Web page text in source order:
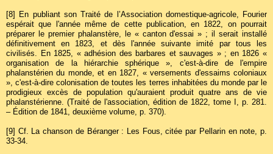
[8]
En publiant son Traité de l’Association domestique-agricole, Fourier
espérait que l'année même de cette publication, en 1822, on pourrait
préparer le premier phalanstère, le « canton d'essai » ; il serait installé
définitivement en 1823, et dès l'année suivante imité par tous les
civilisés. En 1825, « adhésion des barbares et sauvages » ; en 1826 «
organisation de la hiérarchie sphérique », c'est-à-dire de l'empire
phalanstérien du monde, et en 1827, « versements d'essaims coloniaux
», c'est-à-dire colonisation de toutes les terres inhabitées du monde par le
prodigieux excès de population qu'auraient produit quatre ans de vie
phalanstérienne. (Traité de l'association, édition de 1822, tome I, p. 281.
– Édition de 1841, deuxième volume, p. 370).
[9] Cf. La chanson de Béranger : Les Fous, citée par Pellarin en note, p.
33-34.